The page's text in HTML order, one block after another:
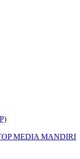
MEDIA MANDIRI